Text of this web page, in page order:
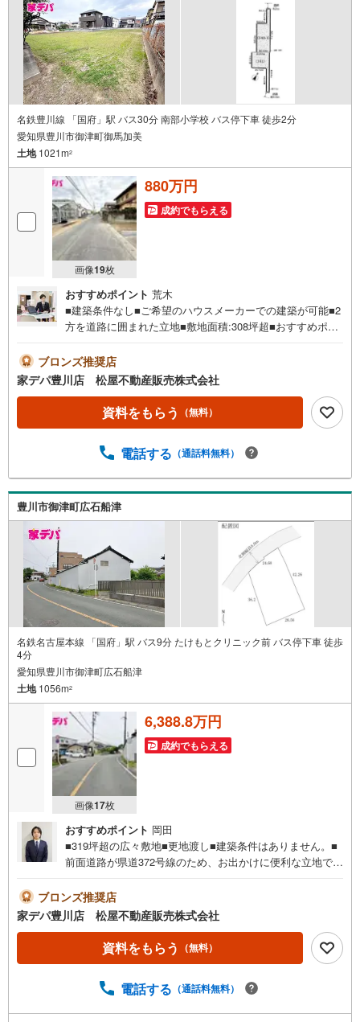
案内できます。右下の電話ボタンをタッチ！もしくはお気
軽にお電話ください。
名鉄豊川線 「国府」駅 バス30分 南部小学校 バス停下車 徒歩2分
愛知県豊川市御津町御馬加美
土地1021m2
画像19枚
880万円
成約でもらえる
おすすめポイント 荒木
■建築条件なし■ご希望のハウスメーカーでの建築が可能■2
方を道路に囲まれた立地■敷地面積:308坪超■おすすめポイ
敷地面積広々！間取りや外観などの希望が叶いやすい ・
お買い物や生活に便利な施設が周辺に充実の住環境●家デ
パ 松屋不動産販売 のつよみ●・豊橋市・豊川市・知立
市・浜松市の4店舗営業中！三河エリア・遠州エリアの物件
ならおまかせください。新築戸建、中古戸建、中古マンシ
す！・中古物件のリフォーム実績多数！中古物件をご購入
を実現できます。・キッズスペース用意しております。ぜ
ひご家族そろってご来場ください。・営業時間 午前9時00
分～午後6時30分 （定休日:水曜日）この時間帯はお電話で
のお問い合わせがスムーズにご案内できます。右下の電話
ボタンをタッチ！もしくはお気軽にお電話ください。
ブロンズ推奨店
家デパ豊川店 松屋不動産販売株式会社
資料をもらう （無料）
電話する （通話料無料）
豊川市御津町広石船津
名鉄名古屋本線 「国府」駅 バス9分 たけもとクリニック前 バス停下車 徒歩
4分
愛知県豊川市御津町広石船津
土地1056m2
画像17枚
6,388.8万円
成約でもらえる
おすすめポイント 岡田
■319坪超の広々敷地■更地渡し■建築条件はありません。■
前面道路が県道372号線のため、お出かけに便利な立地で
6分 ・御津中学校 徒歩10分 ・御津北部保育園 徒歩5
分 ●家デパ 松屋不動産販売 のつよみ●・豊橋市・豊川
市・知立市・浜松市の4店舗営業中！三河エリア・遠州エリ
アの物件ならおまかせください。新築戸建、中古戸建、中
古マンション、土地をお客様のご希望に合わせてご提案い
ご購入の際、約70％という多くの方々がリフォームを行っ
ブロンズ推奨店
家デパ豊川店 松屋不動産販売株式会社
資料をもらう （無料）
電話する （通話料無料）